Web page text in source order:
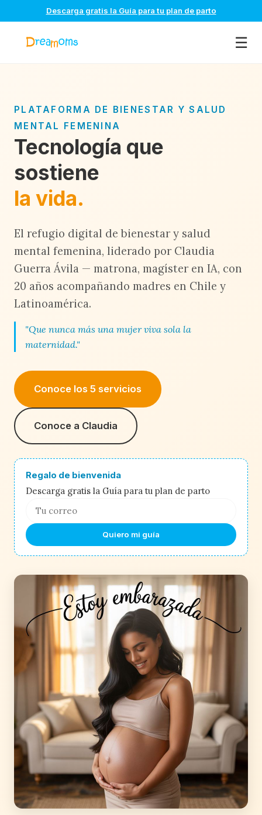
Descarga gratis la Guía para tu plan de parto
☰
PLATAFORMA DE BIENESTAR Y SALUD
MENTAL FEMENINA
Tecnología que
sostiene
la vida.
El refugio digital de bienestar y salud
mental femenina, liderado por Claudia
Guerra Ávila — matrona, magíster en IA, con
20 años acompañando madres en Chile y
Latinoamérica.
"Que nunca más una mujer viva sola la
maternidad."
Conoce los 5 servicios
Conoce a Claudia
Regalo de bienvenida
Descarga gratis la Guía para tu plan de parto
Quiero mi guía